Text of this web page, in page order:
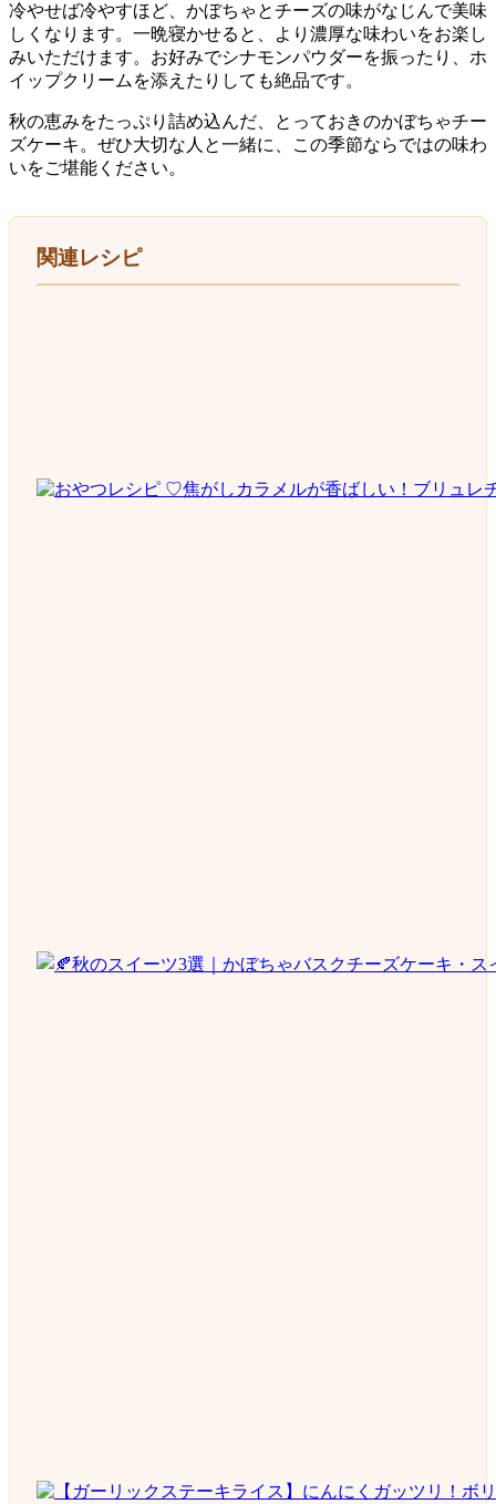
冷やせば冷やすほど、かぼちゃとチーズの味がなじんで美味
しくなります。一晩寝かせると、より濃厚な味わいをお楽し
みいただけます。お好みでシナモンパウダーを振ったり、ホ
イップクリームを添えたりしても絶品です。
秋の恵みをたっぷり詰め込んだ、とっておきのかぼちゃチー
ズケーキ。ぜひ大切な人と一緒に、この季節ならではの味わ
いをご堪能ください。
関連レシピ